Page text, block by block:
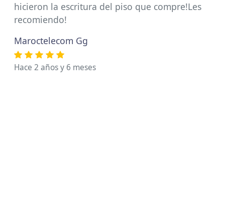
hicieron la escritura del piso que compre!Les
recomiendo!
Maroctelecom Gg
Hace 2 años y 6 meses